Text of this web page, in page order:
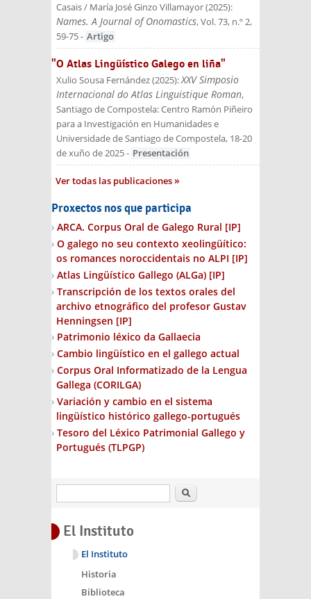
Casais / María José Ginzo Villamayor(2025):
Names. A Journal of Onomastics, Vol. 73, n.º 2,
59-75- Artigo
"O Atlas Lingüístico Galego en liña"
Xulio Sousa Fernández(2025):XXV Simposio
Internacional do Atlas Linguistique Roman,
Santiago de Compostela: Centro Ramón Piñeiro
para a Investigación en Humanidades e
Universidade de Santiago de Compostela, 18-20
de xuño de 2025- Presentación
Ver todas las publicaciones
Proxectos nos que participa
ARCA. Corpus Oral de Galego Rural [IP]
O galego no seu contexto xeolingüítico:
os romances noroccidentais no ALPI [IP]
Atlas Lingüístico Gallego (ALGa) [IP]
Transcripción de los textos orales del
archivo etnográfico del profesor Gustav
Henningsen [IP]
Patrimonio léxico da Gallaecia
Cambio lingüístico en el gallego actual
Corpus Oral Informatizado de la Lengua
Gallega (CORILGA)
Variación y cambio en el sistema
lingüístico histórico gallego-portugués
Tesoro del Léxico Patrimonial Gallego y
Portugués (TLPGP)
Buscar
El Instituto
El Instituto
Historia
Biblioteca